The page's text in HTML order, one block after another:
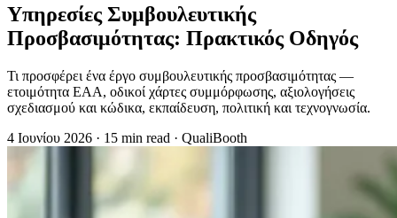
Υπηρεσίες Συμβουλευτικής
Προσβασιμότητας: Πρακτικός Οδηγός
Τι προσφέρει ένα έργο συμβουλευτικής προσβασιμότητας —
ετοιμότητα EAA, οδικοί χάρτες συμμόρφωσης, αξιολογήσεις
σχεδιασμού και κώδικα, εκπαίδευση, πολιτική και τεχνογνωσία.
4 Ιουνίου 2026 · 15 min read · QualiBooth